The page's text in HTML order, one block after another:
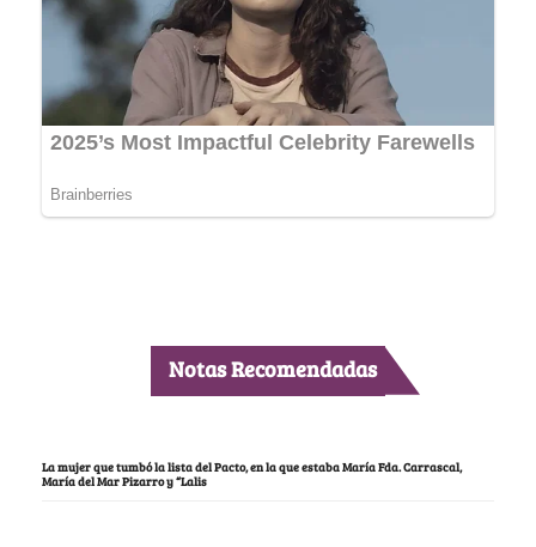
Notas Recomendadas
La mujer que tumbó la lista del Pacto, en la que estaba María Fda. Carrascal,
María del Mar Pizarro y “Lalis